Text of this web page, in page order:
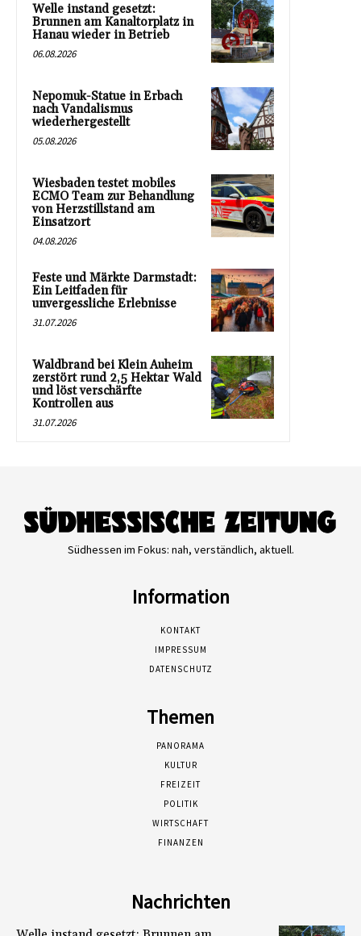
Welle instand gesetzt:
Brunnen am Kanaltorplatz in
Hanau wieder in Betrieb
06.08.2026
Nepomuk-Statue in Erbach
nach Vandalismus
wiederhergestellt
05.08.2026
Wiesbaden testet mobiles
ECMO Team zur Behandlung
von Herzstillstand am
Einsatzort
04.08.2026
Feste und Märkte Darmstadt:
Ein Leitfaden für
unvergessliche Erlebnisse
31.07.2026
Waldbrand bei Klein Auheim
zerstört rund 2,5 Hektar Wald
und löst verschärfte
Kontrollen aus
31.07.2026
Südhessen im Fokus: nah, verständlich, aktuell.
Information
KONTAKT
IMPRESSUM
DATENSCHUTZ
Themen
PANORAMA
KULTUR
FREIZEIT
POLITIK
WIRTSCHAFT
FINANZEN
Nachrichten